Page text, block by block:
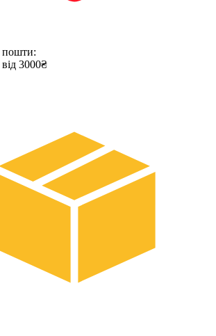
пошти:
3000₴